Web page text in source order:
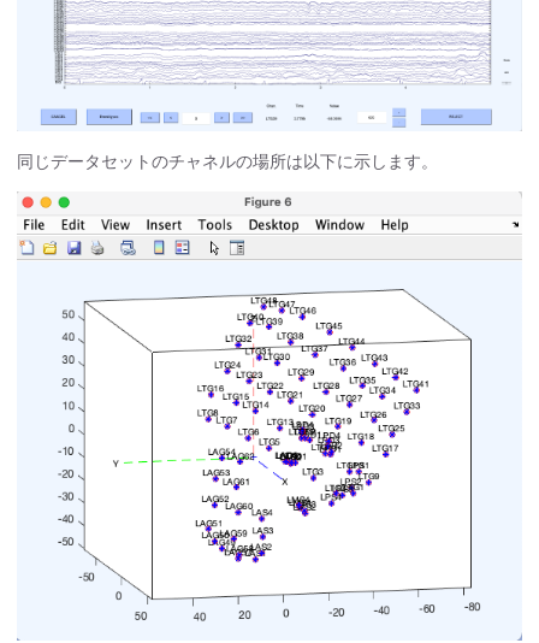
同じデータセットのチャネルの場所は以下に示します。